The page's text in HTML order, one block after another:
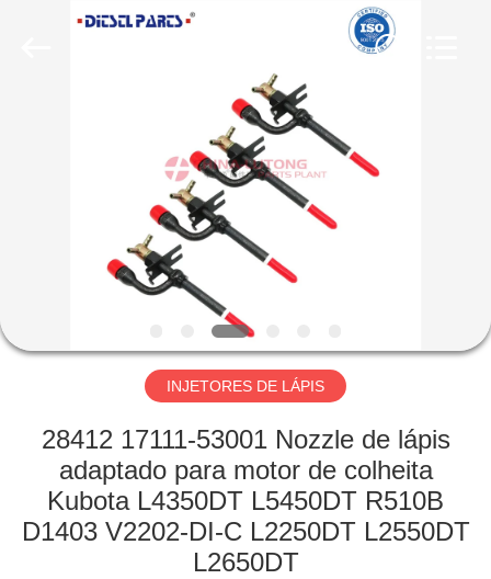
PRODUTOS
SOBRE
EXCURSÃO
FÁBRICA
CONTROLE
DA
INJETORES DE LÁPIS
28412 17111-53001 Nozzle de lápis
adaptado para motor de colheita
Kubota L4350DT L5450DT R510B
D1403 V2202-DI-C L2250DT L2550DT
L2650DT